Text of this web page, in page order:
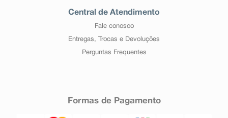
Central de Atendimento
Fale conosco
Entregas, Trocas e Devoluções
Perguntas Frequentes
Formas de Pagamento